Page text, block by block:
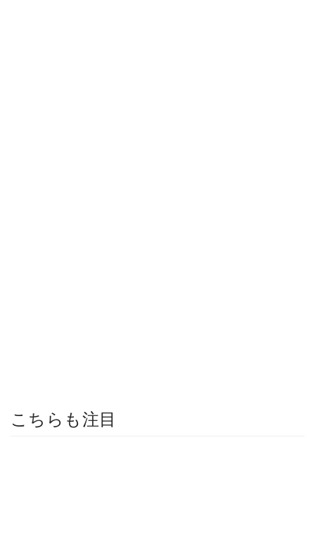
こちらも注目